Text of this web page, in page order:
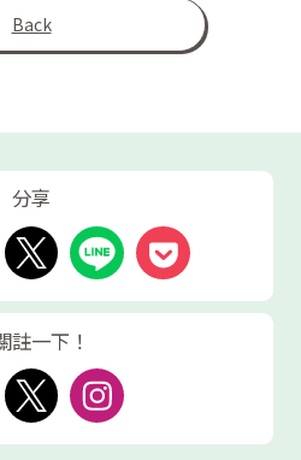
Back
分享
註一下！